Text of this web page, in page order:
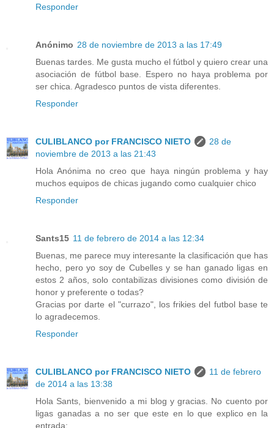
Responder
Anónimo 28 de noviembre de 2013 a las 17:49
Buenas tardes. Me gusta mucho el fútbol y quiero crear una
asociación de fútbol base. Espero no haya problema por
ser chica. Agradesco puntos de vista diferentes.
Responder
CULIBLANCO por FRANCISCO NIETO
28 de
noviembre de 2013 a las 21:43
Hola Anónima no creo que haya ningún problema y hay
muchos equipos de chicas jugando como cualquier chico
Responder
Sants15 11 de febrero de 2014 a las 12:34
Buenas, me parece muy interesante la clasificación que has
hecho, pero yo soy de Cubelles y se han ganado ligas en
estos 2 años, solo contabilizas divisiones como división de
honor y preferente o todas?
Gracias por darte el "currazo", los frikies del futbol base te
lo agradecemos.
Responder
CULIBLANCO por FRANCISCO NIETO
11 de febrero
de 2014 a las 13:38
Hola Sants, bienvenido a mi blog y gracias. No cuento por
ligas ganadas a no ser que este en lo que explico en la
entrada;